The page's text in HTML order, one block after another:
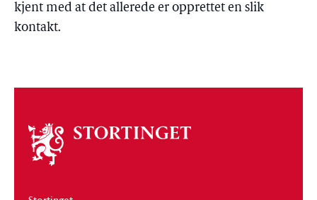
kjent med at det allerede er opprettet en slik
kontakt.
Om
stortinget